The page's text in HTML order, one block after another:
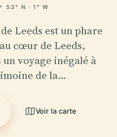
53° N · 1° W
Leeds est un phare
cœur de Leeds,
voyage inégalé à
de la…
Voir la carte